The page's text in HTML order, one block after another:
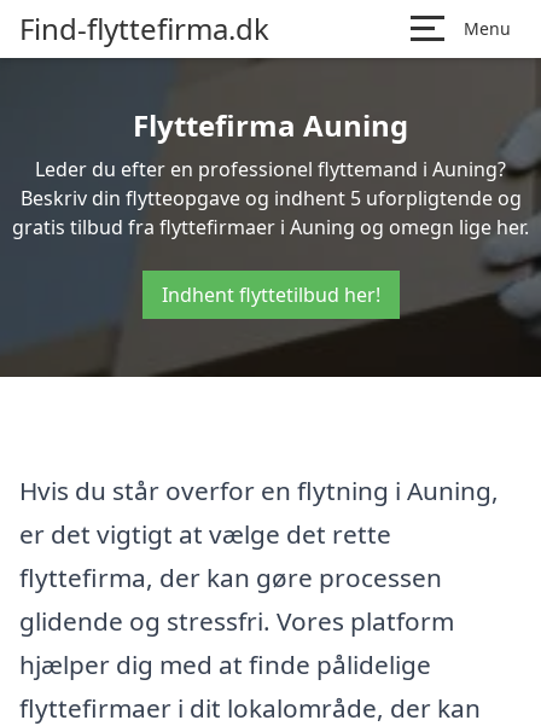
Find-flyttefirma.dk Menu
Flyttefirma Auning
Leder du efter en professionel flyttemand i Auning?
Beskriv din flytteopgave og indhent 5 uforpligtende og
gratis tilbud fra flyttefirmaer i Auning og omegn lige her.
Indhent flyttetilbud her!
Hvis du står overfor en flytning i Auning,
er det vigtigt at vælge det rette
flyttefirma, der kan gøre processen
glidende og stressfri. Vores platform
hjælper dig med at finde pålidelige
flyttefirmaer i dit lokalområde, der kan